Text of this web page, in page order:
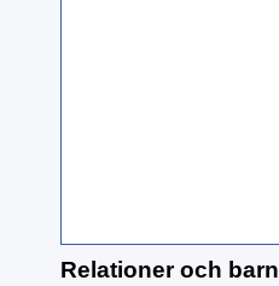
Relationer och barn